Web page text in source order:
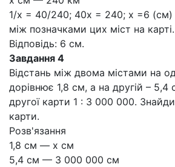
1/х = 40/240; 40х = 240; х =6 (см)
між позначками цих міст на карті.
Відповідь: 6 см.
Завдання 4
Відстань між двома містами на
дорівнює 1,8 см, а на другій –
другої карти 1 : 3 000 000.
карти.
Розв'язання
1,8 см — х см
5,4 см — 3 000 000 см